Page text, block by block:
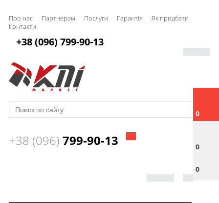
Про нас Партнерам Послуги Гарантія
Як придбати
Контакти
0
0
0
+38 (096) 799-90-13
+38 (096) 799-90-13